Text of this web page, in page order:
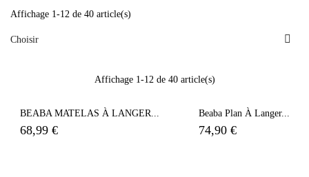
Affichage 1-12 de 40 article(s)
Choisir 
Affichage 1-12 de 40 article(s)
BEABA MATELAS À LANGER...
68,99 €
Beaba Plan À Langer...
74,90 €